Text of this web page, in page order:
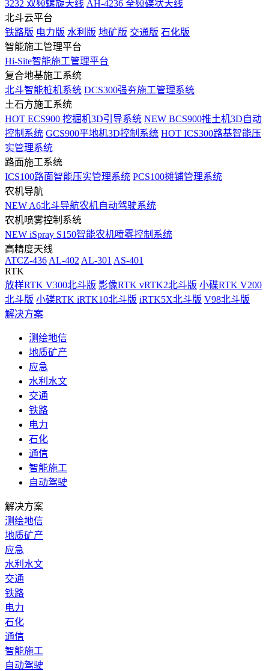
3232 双频螺旋天线 AH-4236 全频碟状天线
北斗云平台
铁路版 电力版 水利版 地矿版 交通版 石化版
智能施工管理平台
Hi-Site智能施工管理平台
复合地基施工系统
北斗智能桩机系统 DCS300强夯施工管理系统
土石方施工系统
HOT ECS900 挖掘机3D引导系统 NEW BCS900推土机3D自动
控制系统 GCS900平地机3D控制系统 HOT ICS300路基智能压
实管理系统
路面施工系统
ICS100路面智能压实管理系统 PCS100摊铺管理系统
农机导航
NEW A6北斗导航农机自动驾驶系统
农机喷雾控制系统
NEW iSpray S150智能农机喷雾控制系统
高精度天线
ATCZ-436 AL-402 AL-301 AS-401
RTK
放样RTK V300北斗版 影像RTK vRTK2北斗版 小碟RTK V200
北斗版 小碟RTK iRTK10北斗版 iRTK5X北斗版 V98北斗版
解决方案
测绘地信
地质矿产
应急
水利水文
交通
铁路
电力
石化
通信
智能施工
自动驾驶
解决方案
测绘地信
地质矿产
应急
水利水文
交通
铁路
电力
石化
通信
智能施工
自动驾驶